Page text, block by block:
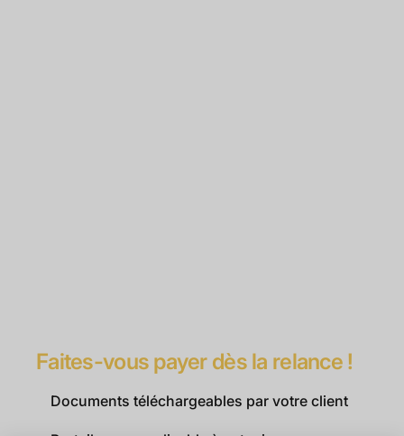
Faites-vous payer dès la relance !
Documents téléchargeables par votre client